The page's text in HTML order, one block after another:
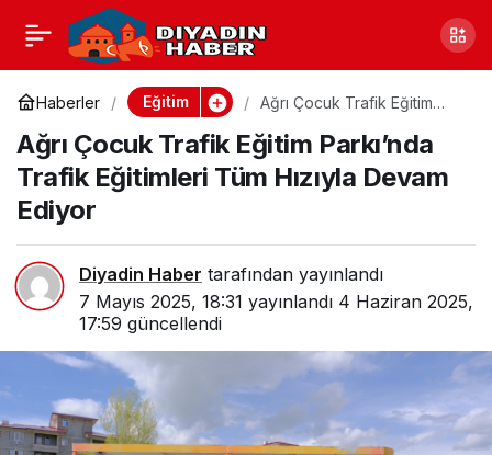
Haberler Eğitim
Ağrı Çocuk Trafik Eğitim
Tüm Hızıyla Devam Ediyor
Ağrı Çocuk Trafik Eğitim Parkı’nda
Trafik Eğitimleri Tüm Hızıyla Devam
Ediyor
Diyadin Haber tarafından yayınlandı
7 Mayıs 2025, 18:31 yayınlandı 4 Haziran 2025,
17:59 güncellendi
AİÇÜ’de, Ağrı Turizm
Master Planı Çalıştayı
Gerçekleştirildi
Paylaş